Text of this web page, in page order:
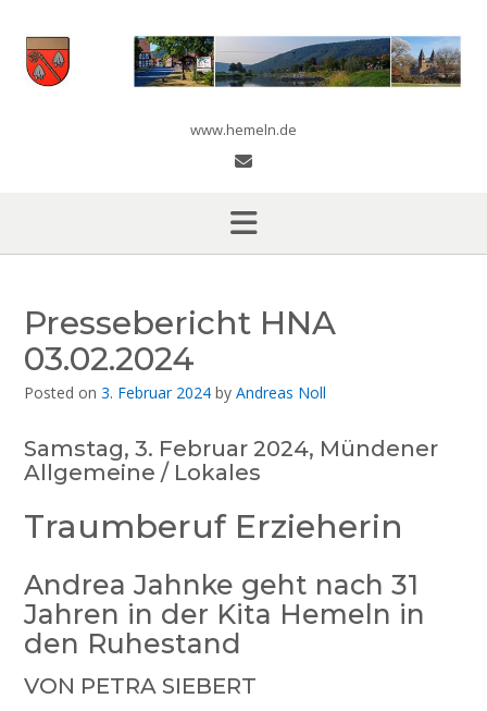
content
www.hemeln.de
Pressebericht HNA
03.02.2024
Posted on 3. Februar 2024 by Andreas Noll
Samstag, 3. Februar 2024, Mündener
Allgemeine / Lokales
Traumberuf Erzieherin
Andrea Jahnke geht nach 31
Jahren in der Kita Hemeln in
den Ruhestand
VON PETRA SIEBERT